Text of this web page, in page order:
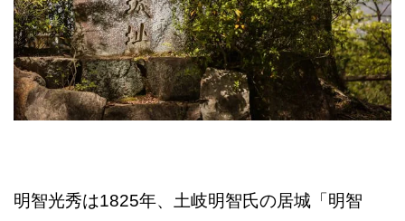
明智光秀は1825年、土岐明智氏の居城「明智